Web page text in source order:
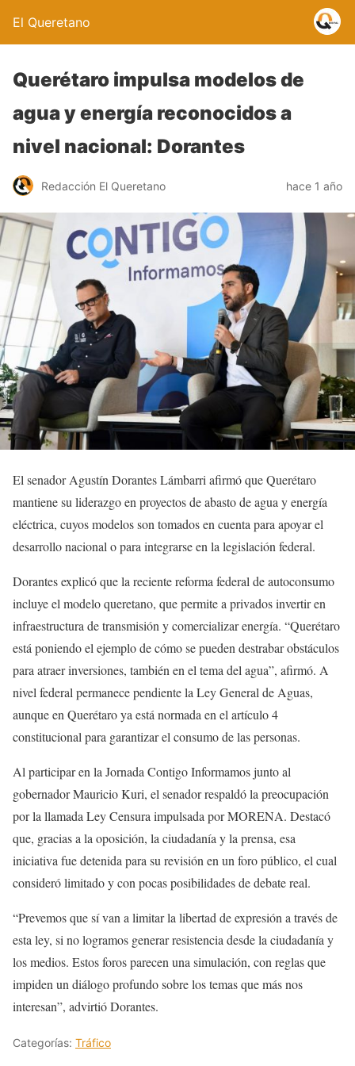
El Queretano
Querétaro impulsa modelos de
agua y energía reconocidos a
nivel nacional: Dorantes
Redacción El Queretano hace 1 año
El senador Agustín Dorantes Lámbarri afirmó que Querétaro
mantiene su liderazgo en proyectos de abasto de agua y energía
eléctrica, cuyos modelos son tomados en cuenta para apoyar el
desarrollo nacional o para integrarse en la legislación federal.
Dorantes explicó que la reciente reforma federal de autoconsumo
incluye el modelo queretano, que permite a privados invertir en
infraestructura de transmisión y comercializar energía. “Querétaro
está poniendo el ejemplo de cómo se pueden destrabar obstáculos
para atraer inversiones, también en el tema del agua”, afirmó. A
nivel federal permanece pendiente la Ley General de Aguas,
aunque en Querétaro ya está normada en el artículo 4
constitucional para garantizar el consumo de las personas.
Al participar en la Jornada Contigo Informamos junto al
gobernador Mauricio Kuri, el senador respaldó la preocupación
por la llamada Ley Censura impulsada por MORENA. Destacó
que, gracias a la oposición, la ciudadanía y la prensa, esa
iniciativa fue detenida para su revisión en un foro público, el cual
consideró limitado y con pocas posibilidades de debate real.
“Prevemos que sí van a limitar la libertad de expresión a través de
esta ley, si no logramos generar resistencia desde la ciudadanía y
los medios. Estos foros parecen una simulación, con reglas que
impiden un diálogo profundo sobre los temas que más nos
interesan”, advirtió Dorantes.
Categorías: Tráfico